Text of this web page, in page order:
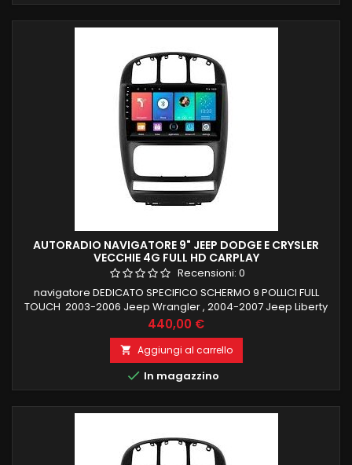
AUTORADIO NAVIGATORE 9" JEEP DODGE E CRYSLER
VECCHIE 4G FULL HD CARPLAY
Recensioni: 0
navigatore DEDICATO SPECIFICO SCHERMO 9 POLLICI FULL
TOUCH 2003-2006 Jeep Wrangler , 2004-2007 Jeep Liberty
, 1999-2004 Jeep Grand Cherokee LOGO ALLA ACCENSIONE,
RECUPERO COMANDI AL VOLANTE 4 GB RAM 64 GB ROM
ANDROID 13 CARPLAY ANDROID AUTO WIFI INTEGRATO
NAVIGAZIONE ONLINE E OFFLINE INGRESSO CAMERA FUNZIONE
MIRRORLINK COMPATIBILE MODULO DAB+WIFI...
Prezzo
440,00 €
 Aggiungi al carrello
 In magazzino